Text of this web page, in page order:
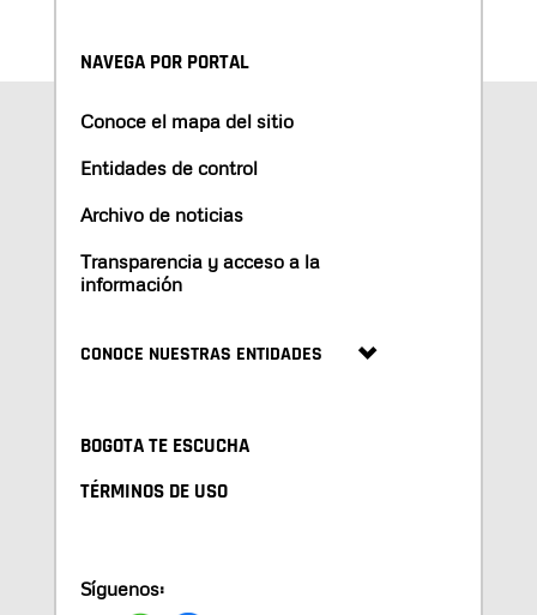
NAVEGA POR PORTAL
Conoce el mapa del sitio
Entidades de control
Archivo de noticias
Transparencia y acceso a la
información
CONOCE NUESTRAS ENTIDADES
BOGOTA TE ESCUCHA
TÉRMINOS DE USO
Síguenos: